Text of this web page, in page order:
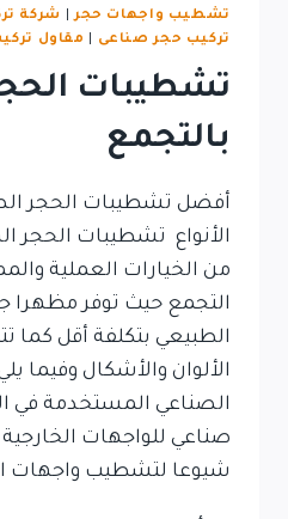
تشطيب واجهات حجر| شركة
تركيب حجر صناعى
مقاول
تشطيبات
بالتجمع
أفضل تشطيبات الحجر
الأنواع تشطيبات الحجر
من الخيارات العملية
التجمع حيث توفر مظهرا
الطبيعي بتكلفة أقل كما
الألوان والأشكال وفيما
الصناعي المستخدمة في
صناعي للواجهات الخارجية
شيوعا لتشطيب واجهات